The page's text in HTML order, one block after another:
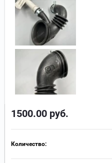
1500.00 руб.
Количество: